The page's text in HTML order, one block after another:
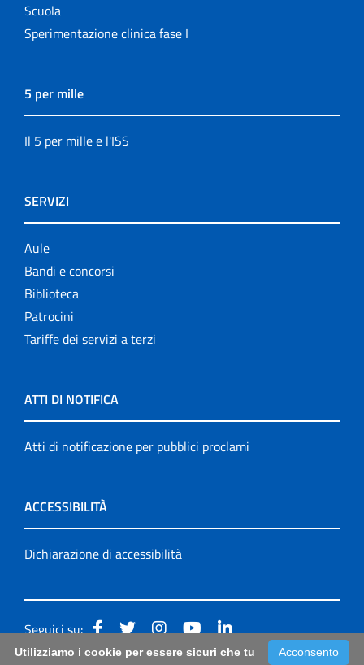
Scuola
Sperimentazione clinica fase I
5 per mille
Il 5 per mille e l'ISS
SERVIZI
Aule
Bandi e concorsi
Biblioteca
Patrocini
Tariffe dei servizi a terzi
ATTI DI NOTIFICA
Atti di notificazione per pubblici proclami
ACCESSIBILITÀ
Dichiarazione di accessibilità
Seguici su:
Acconsento
Utilizziamo i cookie per essere sicuri che tu